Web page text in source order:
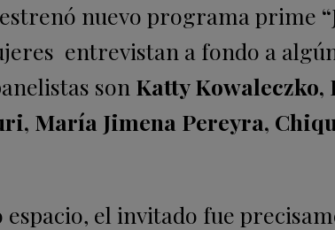
estrenó nuevo programa prime
entrevistan a fondo a
son Katty Kowaleczko,
María Jimena Pereyra,
el invitado fue